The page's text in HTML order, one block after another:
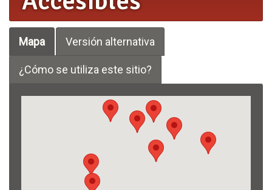
Mapa Versión alternativa
¿Cómo se utiliza este sitio?